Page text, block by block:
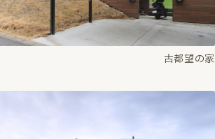
古都望の家